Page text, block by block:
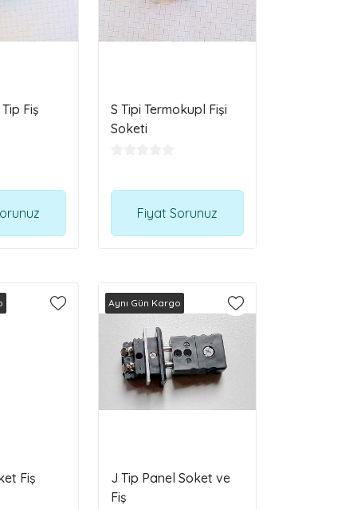
Fiş
S Tipi Termokupl Fişi
Soketi
Fiyat Sorunuz
Fiş
Aynı Gün Kargo
J Tip Panel Soket ve
Fiş